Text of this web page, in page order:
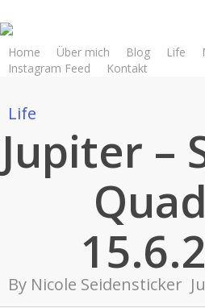
to
main
content
Home Über mich Blog Life
Instagram Feed
Kontakt
Life
Jupiter –
By Nicole Seidensticker